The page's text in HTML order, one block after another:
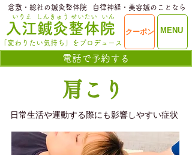
ME
​入江鍼灸整体院
いりえ
MENU
クーポン
電話で予約する
せいたい
しんきゅう いん
「変わりたい気持ち」をプロデュース
​倉敷・総社の鍼灸整体院 ​自律神経・美容鍼のことなら
​肩こり
​日常生活や運動する際にも影響しやすい症状